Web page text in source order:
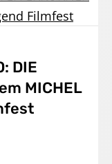
DIE
MICHEL